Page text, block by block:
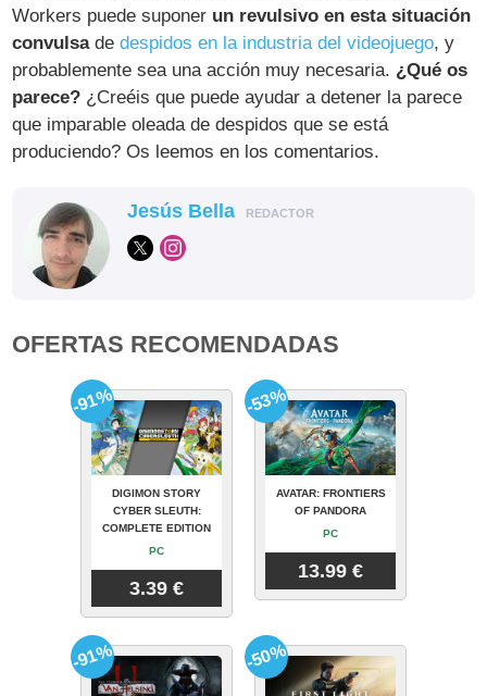
Workers puede suponer un revulsivo en esta situación
convulsadedespidos en la industria del videojuego, y
probablemente sea una acción muy necesaria. ¿Qué os
parece? ¿Creéis que puede ayudar a detener la parece
que imparable oleada de despidos que se está
produciendo? Os leemos en los comentarios.
Jesús Bella REDACTOR
OFERTAS RECOMENDADAS
DIGIMON STORY
CYBER SLEUTH:
COMPLETE EDITION
PC
3.39 €
-91%
AVATAR: FRONTIERS
OF PANDORA
PC
13.99 €
-53%
-91% -50%